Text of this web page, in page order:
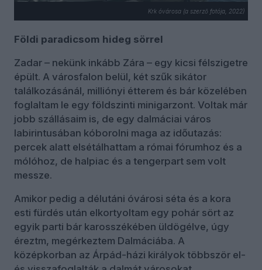
Krk óvárosa (a szerző fotója, 2022)
Földi paradicsom hideg sörrel
Zadar – nekünk inkább Zára – egy kicsi félszigetre
épült. A városfalon belül, két szűk sikátor
találkozásánál, milliónyi étterem és bár közelében
foglaltam le egy földszinti minigarzont. Voltak már
jobb szállásaim is, de egy dalmáciai város
labirintusában kóborolni maga az időutazás:
percek alatt elsétálhattam a római fórumhoz és a
mólóhoz, de halpiac és a tengerpart sem volt
messze.
Amikor pedig a délutáni óvárosi séta és a kora
esti fürdés után elkortyoltam egy pohár sört az
egyik parti bár karosszékében üldögélve, úgy
éreztm, megérkeztem Dalmáciába. A
középkorban az Árpád-házi királyok többször el-